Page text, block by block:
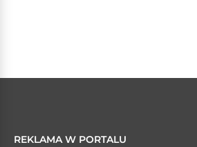
REKLAMA W PORTALU